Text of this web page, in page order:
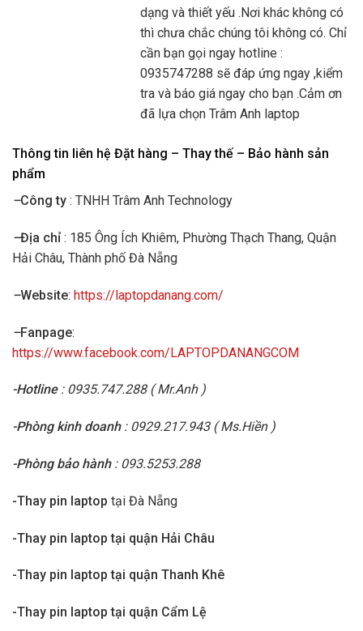
dạng và thiết yếu .Nơi khác không có
thì chưa chắc chúng tôi không có. Chỉ
cần bạn gọi ngay hotline :
0935747288 sẽ đáp ứng ngay ,kiểm
tra và báo giá ngay cho bạn .Cảm ơn
đã lựa chọn Trâm Anh laptop
Thông tin liên hệ Đặt hàng – Thay thế – Bảo hành sản
phẩm
–Công ty : TNHH Trâm Anh Technology
–Địa chỉ : 185 Ông Ích Khiêm, Phường Thạch Thang, Quận
Hải Châu, Thành phố Đà Nẵng
–Website: https://laptopdanang.com/
–Fanpage:
https://www.facebook.com/LAPTOPDANANGCOM
-Hotline: 0935.747.288 ( Mr.Anh )
-Phòng kinh doanh: 0929.217.943 ( Ms.Hiền )
-Phòng bảo hành: 093.5253.288
-Thay pin laptop tại Đà Nẵng
-Thay pin laptop tại quận Hải Châu
-Thay pin laptop tại quận Thanh Khê
-Thay pin laptop tại quận Cẩm Lệ